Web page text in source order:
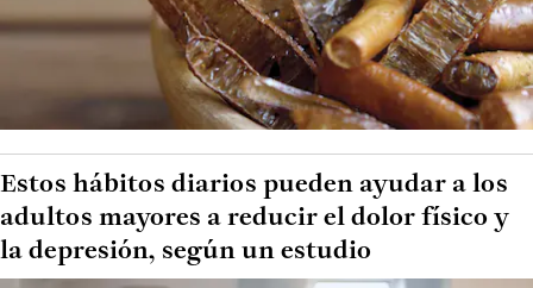
Estos hábitos diarios pueden ayudar a los
adultos mayores a reducir el dolor físico y
la depresión, según un estudio